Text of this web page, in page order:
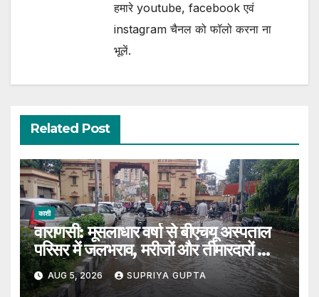
हमारे youtube, facebook एवं
instagram चैनल को फॉलो करना ना
भूलें.
Related Post
काशी
वाराणसी: मूसलाधार वर्षा से बीएचयू अस्पताल
परिसर में जलभराव, मरीजों और तीमारदारों को
उठानी पड़ी भारी परेशान
AUG 5, 2026 SUPRIYA GUPTA